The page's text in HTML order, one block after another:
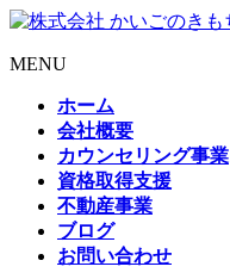
MENU
ホーム
会社概要
カウンセリング事業
資格取得支援
不動産事業
ブログ
お問い合わせ